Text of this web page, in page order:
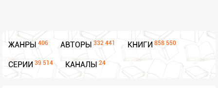
ЖАНРЫ 406 АВТОРЫ 332 441 КНИГИ 858 550
СЕРИИ 39 514 КАНАЛЫ 24